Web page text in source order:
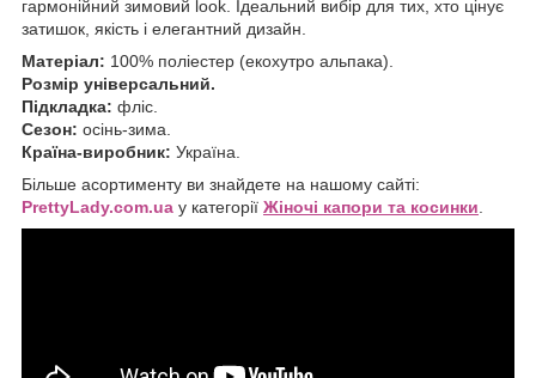
гармонійний зимовий look. Ідеальний вибір для тих, хто цінує
затишок, якість і елегантний дизайн.
Матеріал: 100% поліестер (екохутро альпака).
Розмір універсальний.
Підкладка: фліс.
Сезон: осінь-зима.
Країна-виробник: Україна.
Більше асортименту ви знайдете на нашому сайті:
PrettyLady.com.ua у категорії Жіночі капори та косинки